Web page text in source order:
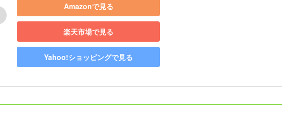
Amazonで見る
楽天市場で見る
Yahoo!ショッピングで見る